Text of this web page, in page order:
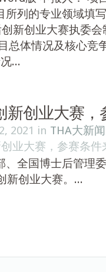
所列的专业领域填
新创业大赛执委会
总体情况及核心竞
...
新创业大赛
2021 in THA大新闻
业大赛，参赛条件
、全国博士后管理
新创业大赛。...